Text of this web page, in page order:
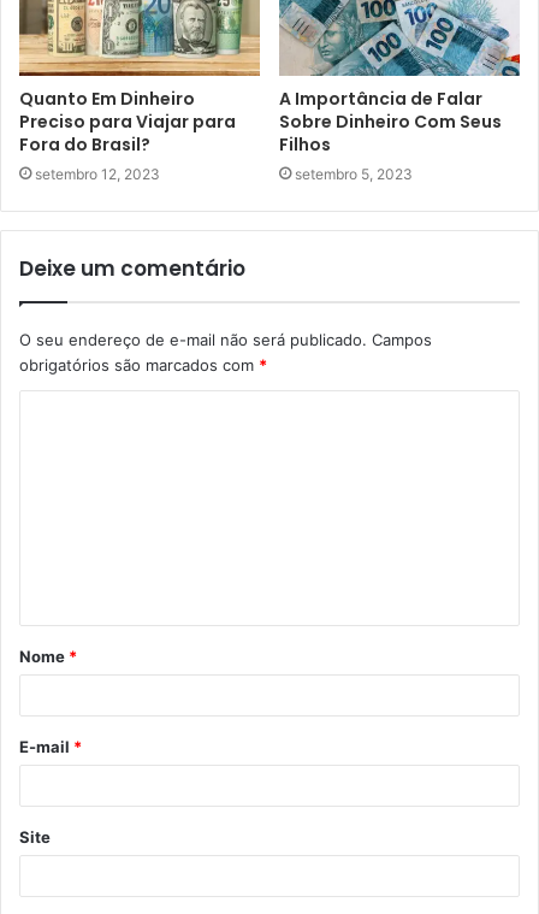
Quanto Em Dinheiro
Preciso para Viajar para
Fora do Brasil?
setembro 12, 2023
A Importância de Falar
Sobre Dinheiro Com Seus
Filhos
setembro 5, 2023
Deixe um comentário
O seu endereço de e-mail não será publicado. Campos
obrigatórios são marcados com *
á
r
*
Nome *
E-mail *
Site